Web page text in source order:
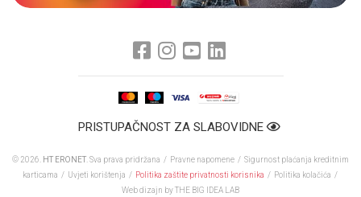
PRISTUPAČNOST ZA SLABOVIDNE
© 2026. HT ERONET. Sva prava pridržana / Pravne napomene / Sigurnost plaćanja kreditnim
karticama / Uvjeti korištenja / Politika zaštite privatnosti korisnika / Politika kolačića /
Web dizajn by THE BIG IDEA LAB